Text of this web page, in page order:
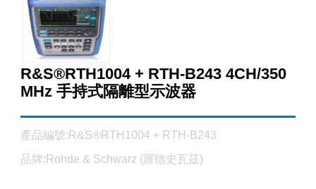
R&S®RTH1004 + RTH-B243 4CH/350
MHz 手持式隔離型示波器
產品編號:R&S®RTH1004 + RTH-B243
品牌:Rohde & Schwarz (羅德史瓦茲)